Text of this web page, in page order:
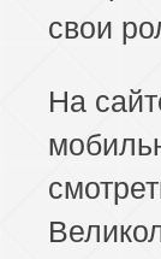
свои
На